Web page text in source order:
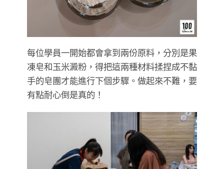
每位學員一開始都會拿到兩份原料，分別是果
凍皂和玉米澱粉，得把這兩種材料揉捏成不黏
手的皂團才能進行下個步驟。做起來不難，要
有點耐心倒是真的！